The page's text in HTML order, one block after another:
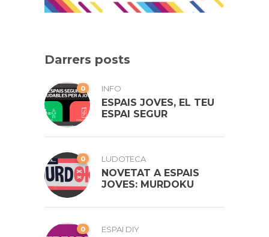
Darrers posts
0 INFO
ESPAIS JOVES, EL TEU
ESPAI SEGUR
0 LUDOTECA
NOVETAT A ESPAIS
JOVES: MURDOKU
0 ESPAI DIY